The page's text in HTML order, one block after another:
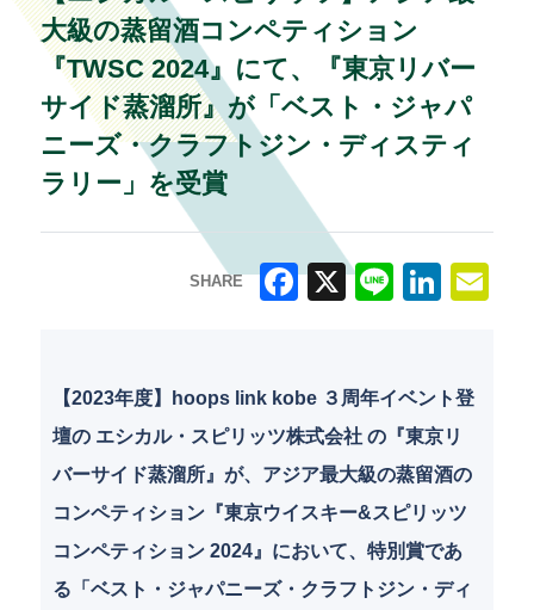
大級の蒸留酒コンペティション
『TWSC 2024』にて、『東京リバー
サイド蒸溜所』が「ベスト・ジャパ
ニーズ・クラフトジン・ディスティ
ラリー」を受賞
SHARE
c
e
b
o
o
k
e
k
e
dI
n
ai
【2023年度】hoops link kobe ３周年イベント登
壇の エシカル・スピリッツ株式会社 の『東京リ
バーサイド蒸溜所』が、アジア最大級の蒸留酒の
コンペティション『東京ウイスキー&スピリッツ
コンペティション 2024』において、特別賞であ
る「ベスト・ジャパニーズ・クラフトジン・ディ